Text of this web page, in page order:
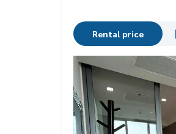
Rental price